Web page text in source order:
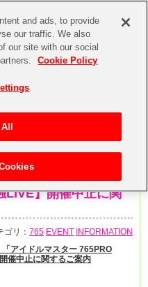
LIVE】開催中止に関
ゴリ：765 EVENT INFORMATION
アイドルマスター 765PRO
催中止に関するご案内
and ads, to provide
our traffic. We also
our site with our social
Cookie Policy